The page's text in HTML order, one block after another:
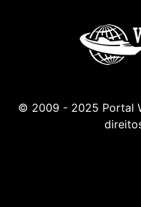
© 2009 - 2025 Portal